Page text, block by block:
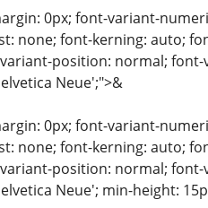
0px; font-variant-
none; font-kerning: auto;
position: normal;
Neue';">&
0px; font-variant-
none; font-kerning: auto;
position: normal;
Neue'; min-height: